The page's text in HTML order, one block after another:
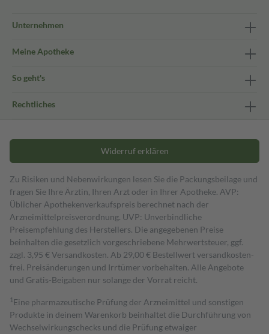
Unternehmen
Meine Apotheke
So geht's
Rechtliches
Widerruf erklären
Zu Risiken und Nebenwirkungen lesen Sie die Packungsbeilage und
fragen Sie Ihre Ärztin, Ihren Arzt oder in Ihrer Apotheke. AVP:
Üblicher Apothekenverkaufspreis berechnet nach der
Arzneimittelpreisverordnung. UVP: Unverbindliche
Preisempfehlung des Herstellers. Die angegebenen Preise
beinhalten die gesetzlich vorgeschriebene Mehrwertsteuer, ggf.
zzgl. 3,95 € Versandkosten. Ab 29,00 € Bestell­wert versand­kosten­
frei. Preisänderungen und Irrtümer vorbehalten. Alle Angebote
und Gratis-Beigaben nur solange der Vorrat reicht.
1 Eine pharmazeutische Prüfung der Arzneimittel und sonstigen
Produkte in deinem Warenkorb beinhaltet die Durchführung von
Wechselwirkungschecks und die Prüfung etwaiger